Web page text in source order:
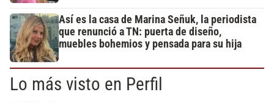
Así es la casa de Marina Señuk, la periodista
que renunció a TN: puerta de diseño,
muebles bohemios y pensada para su hija
Lo más visto en Perfil